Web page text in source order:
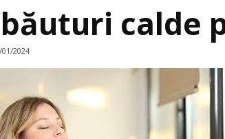
băuturi calde
01/2024